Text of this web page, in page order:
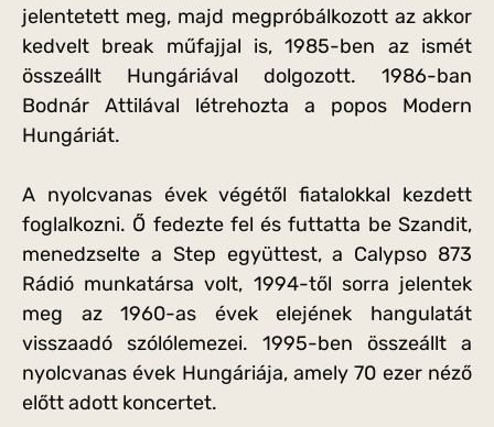
jelentetett meg, majd megpróbálkozott az akkor
kedvelt break műfajjal is, 1985-ben az ismét
összeállt Hungáriával dolgozott. 1986-ban
Bodnár Attilával létrehozta a popos Modern
Hungáriát.
A nyolcvanas évek végétől fiatalokkal kezdett
foglalkozni. Ő fedezte fel és futtatta be Szandit,
menedzselte a Step együttest, a Calypso 873
Rádió munkatársa volt, 1994-től sorra jelentek
meg az 1960-as évek elejének hangulatát
visszaadó szólólemezei. 1995-ben összeállt a
nyolcvanas évek Hungáriája, amely 70 ezer néző
előtt adott koncertet.